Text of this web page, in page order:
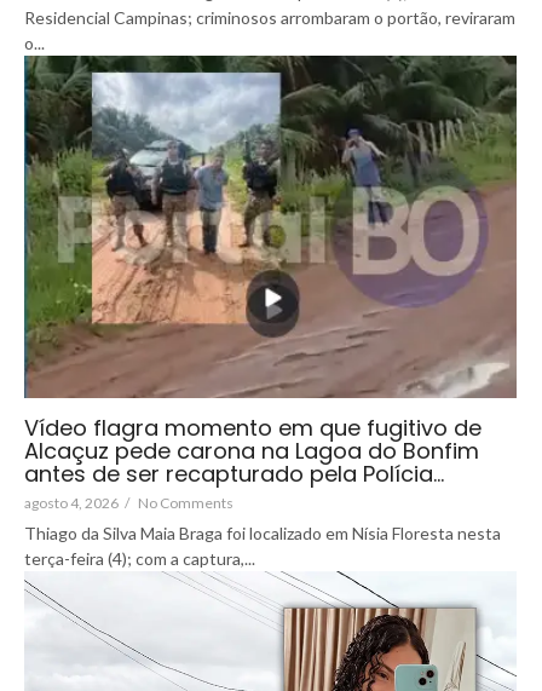
Residencial Campinas; criminosos arrombaram o portão, reviraram
o...
Vídeo flagra momento em que fugitivo de
Alcaçuz pede carona na Lagoa do Bonfim
antes de ser recapturado pela Polícia…
agosto 4, 2026 / No Comments
Thiago da Silva Maia Braga foi localizado em Nísia Floresta nesta
terça-feira (4); com a captura,...